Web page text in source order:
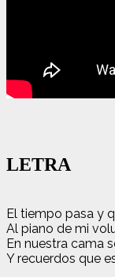
LETRA
El tiempo pasa y
Al piano de mi
En nuestra cama
Y recuerdos que